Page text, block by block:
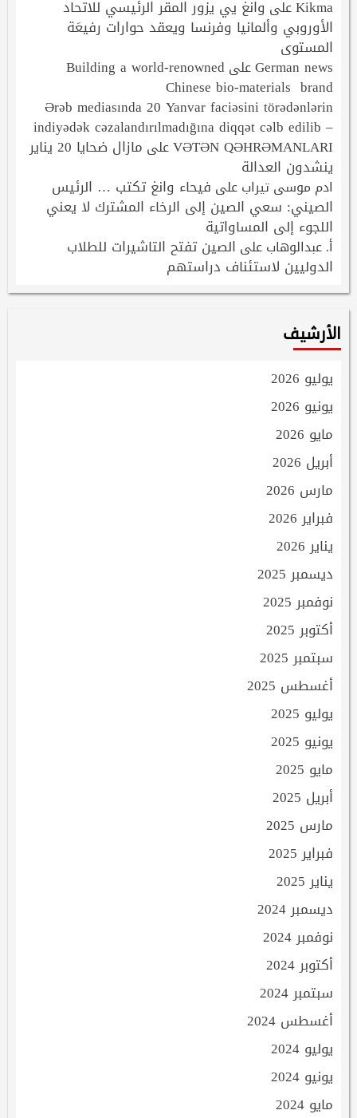
Kikmaعلى وانغ يي يزور المقر الرئيسي للاتحاد
الأوروبي وألمانيا وفرنسا ويعقد حوارات رفيعَة
المستوى
German newsعلى Building a world-renowned
Chinese bio-materials brand
Ərəb mediasında 20 Yanvar faciəsini törədənlərin
indiyədək cəzalandırılmadığına diqqət cəlb edilib –
VƏTƏN QƏHRƏMANLARIعلى مازال ضحايا 20 يناير
ينشدون العدالة
ادم موسى تيرابعلى فيحاء وانغ تكتب … الرئيس
الصيني: سعي الصين إلى الرخاء المشترك لا يعني
اللجوء إلى المساواتية
أ. عبدالوهابعلى الصين تفتح التاشيرات للطلاب
الدوليين لاستئناف دراستهم
الأرشيف
يوليو 2026
يونيو 2026
مايو 2026
أبريل 2026
مارس 2026
فبراير 2026
يناير 2026
ديسمبر 2025
نوفمبر 2025
أكتوبر 2025
سبتمبر 2025
أغسطس 2025
يوليو 2025
يونيو 2025
مايو 2025
أبريل 2025
مارس 2025
فبراير 2025
يناير 2025
ديسمبر 2024
نوفمبر 2024
أكتوبر 2024
سبتمبر 2024
أغسطس 2024
يوليو 2024
يونيو 2024
مايو 2024